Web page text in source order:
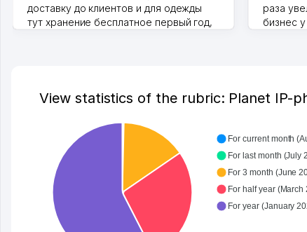
доставку до клиентов и для одежды
тут хранение бесплатное первый год,
по Узбекистану брали, но вяло.
Удалось раскрутиться, дальше
Hamida 03.08.2026 12:45:39
раза
бизнес
View statistics of the rubric: Planet IP-
For current month
For last month (July
For 3 month (June
For half year